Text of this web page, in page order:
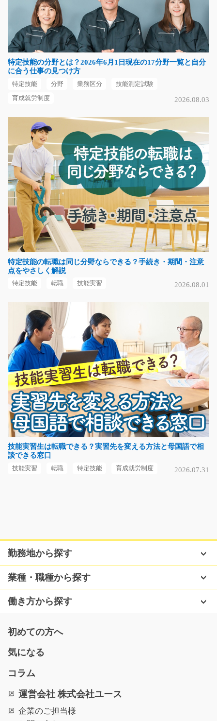
小物部品の機械に流すだけ 自動加工/t06_00156
急募
未経験の方も大歓迎★部品を機械に流せば自動加工して
いくお仕事です♪森と…
長期（3ヶ月以上）
時給1300円～
静岡県周智郡森町
NC機械を使って自動車部品の機械操作/t01_00169
【担当者オススメ】手のひらサイズ部品を機械にセット
してボタンを押すだ…
長期（3ヶ月以上）
時給1100円～時給1375円
愛知県豊明市
気になる
未経験の方も活躍できる小物部品の機械加工/t01_
00194
械にセットしてボタン…
長期（3ヶ月以上）
時給1100円～
愛知県大府市
気になる
機械オペレーターとマシンメンテナンス/y02_0103
0急募
『機械にセットしてボタンを押すだけ』機械に部品を並
べてセットしたらボ…
長期（3ヶ月以上）
時給1100円
鍍金製品を持ち上げて運ぶお仕事！/y02_01238
急募
高崎市の工場で機械から出てきた鍍金製品を手で持って
工場内の決められた…
長期（3ヶ月以上）
時給1300円
高時給◎残業少なめ！バランスの取れた働き方を提供す
る職場です！ ＜お仕…
特定技能の分野とは？2026年6月1日現在の17分野一覧と自分
に合う仕事の見つけ方
特定技能 分野 業務区分 技能測定試験
育成就労制度 2026.08.03
特定技能の転職は同じ分野ならできる？手続き・期間・注意
点をやさしく解説
特定技能 転職 技能実習 2026.08.01
技能実習生は転職できる？実習先を変える方法と母国語で相
談できる窓口
技能実習 転職 特定技能 育成就労制度 2026.07.31
勤務地から探す
業種・職種から探す
働き方から探す
初めての方へ
気になる
コラム
運営会社 株式会社ユース
企業のご担当様